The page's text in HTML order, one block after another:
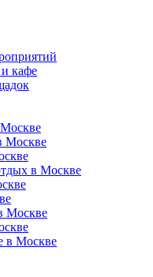
кафе
Москве
в Москве
Москве
в Москве